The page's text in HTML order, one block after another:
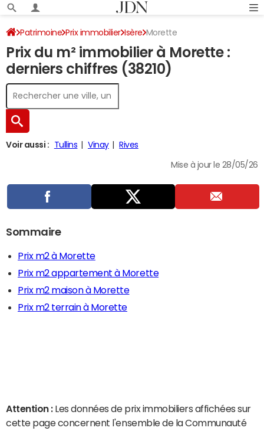
Patrimoine Prix immobilier Isère Morette
Prix du m² immobilier à Morette :
derniers chiffres (38210)
Voir aussi : Tullins Vinay Rives
Mise à jour le 28/05/26
Sommaire
Prix m2 à Morette
Prix m2 appartement à Morette
Prix m2 maison à Morette
Prix m2 terrain à Morette
Attention : Les données de prix immobiliers affichées sur
cette page concernent l'ensemble de la Communauté